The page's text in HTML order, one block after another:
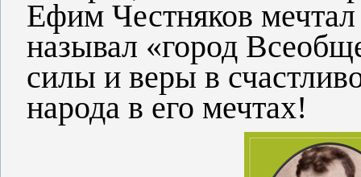
Ефим Честняков мечтал
называл «город
силы и веры в
народа в его мечтах!